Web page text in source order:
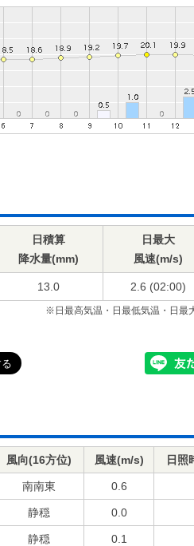
日積算
降水量(mm)
日最大
風速(m/s)
13.0 2.6 (02:00)
※日最高気温・日最低気温・日最
風向(16方位) 風速(m/s) 日照
南南東 0.6
静穏 0.0
静穏 0.1